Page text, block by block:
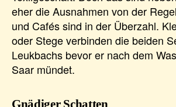
eher die Ausnahmen von der
und Cafés sind in der Überzahl.
oder Stege verbinden die beiden
Leukbachs bevor er nach dem
Saar mündet.
Gnädiger Schatten